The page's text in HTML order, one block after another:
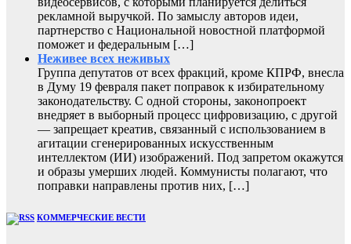
рекламной выручкой. По замыслу авторов идеи,
партнерство с Национальной новостной платформой
поможет и федеральным […]
Неживее всех неживых
Группа депутатов от всех фракций, кроме КПРФ, внесла
в Думу 19 февраля пакет поправок к избирательному
законодательству. С одной стороны, законопроект
внедряет в выборный процесс цифровизацию, с другой
— запрещает креатив, связанный с использованием в
агитации сгенерированных искусственным
интеллектом (ИИ) изображений. Под запретом окажутся
и образы умерших людей. Коммунисты полагают, что
поправки направлены против них, […]
КОММЕРЧЕСКИЕ ВЕСТИ